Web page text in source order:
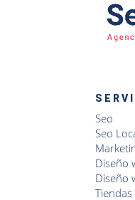
Seo
Seo
Diseño
Diseño